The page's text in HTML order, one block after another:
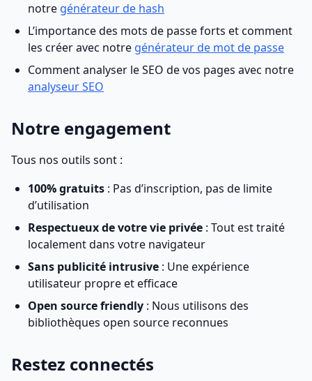
notre générateur de hash
L’importance des mots de passe forts et comment
les créer avec notre générateur de mot de passe
Comment analyser le SEO de vos pages avec notre
analyseur SEO
Notre engagement
Tous nos outils sont :
100% gratuits : Pas d’inscription, pas de limite
d’utilisation
Respectueux de votre vie privée : Tout est traité
localement dans votre navigateur
Sans publicité intrusive : Une expérience
utilisateur propre et efficace
Open source friendly : Nous utilisons des
bibliothèques open source reconnues
Restez connectés